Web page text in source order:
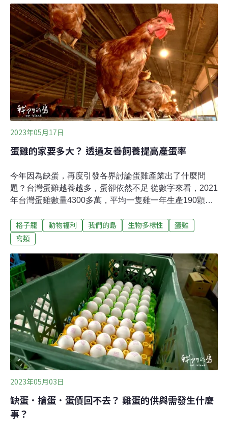
訪視、公眾教育與宣導、浪犬移置、監測、監管等多面向
環節，以期逐步解決遊蕩犬與野生動物、人類、產業、公
共衛生之間的衝突，並提高遊蕩動物之動物福利。自5月
起，為盤點議題、釐清疑點與交換意見，農業部已分別邀
集野生動物保育團體以及動物保護團體召開過多次會議。
農業部再於昨 （23）日 邀集各方野生動物保育、動物保
護之相關主管機關、民間團體與學者專家代表召開「於特
定生態熱區試辦特定臺灣原生種野生動物因犬隻侵擾改善
專案細部工作研商會議」，而此次會議之目的乃是在廣納
各方建議，並確認該計畫執行應注意之細節。然
2023年05月17日
蛋雞的家要多大？ 透過友善飼養提高產蛋率
今年因為缺蛋，再度引發各界討論蛋雞產業出了什麼問
題？台灣蛋雞越養越多，蛋卻依然不足 從數字來看，2021
年台灣蛋雞數量4300多萬，平均一隻雞一年生產190顆
產蛋305顆，產蛋率達八成四，再跟各國平均每隻蛋雞一
年生產202顆相比，台灣有很大差距。長期關注相關議題
大原因動社認為，在面臨缺蛋可能越來越頻繁的未來，政
府所提出的3年10.5億禽舍升級補助計畫，應該順勢廢除格
子籠，引導蛋雞產業走向友善飼養，才是真正的永續作
法。降低飼養密度、平面飼養 推動友善飼養桃園龍潭的蛋
雞放牧場，以友善飼養方式經營，飼養密度約一平方公尺
六隻雞，比平飼標準規定的一平方公尺九隻雞低一些。場
主表示，這是尊重母雞的雞權，讓牠們有更符合天性的空
間。戶外區可以曬太陽、奔跑、沙浴、玩樂，室內區也有
高床、棲架、產蛋箱。不過這
格子籠 動物福利 我們的島 生物多樣性
蛋雞
禽類
2023年05月03日
缺蛋．搶蛋．蛋價回不去？ 雞蛋的供與需發生什麼
事？